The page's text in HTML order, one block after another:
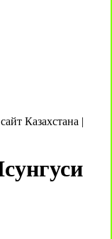
Казахстана |